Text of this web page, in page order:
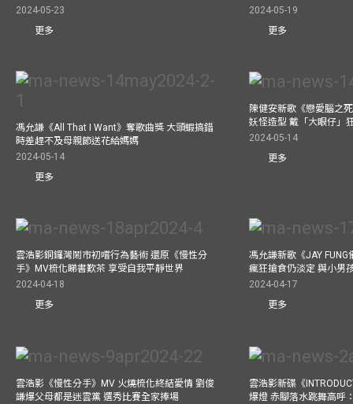
2024-05-23
更多
2024-05-19
更多
馮允謙《All That I Want》奪歌曲獎 大頭蝦搞錯
時差趕不及母親節送花給媽媽
2024-05-14
更多
陳健安新歌《戀愛腦之
妖怪造型 戴「大眼仔」
2024-05-14
更多
雲浩影銅鑼灣鬧市初嚐行為藝術 還原《慢性分
手》MV梳化睇書歎茶 享受自我平靜世界
2024-04-18
更多
馮允謙新歌《JAY
瘋狂搶食仍淡定 與小男
2024-04-17
更多
雲浩影《慢性分手》MV 火燒梳化終結愛情 劉俊
謙爆父母都是迷雲黨 選秀比賽全家捧場
雲浩影新碟《
爆燈 赤腳落水跳舞高呼